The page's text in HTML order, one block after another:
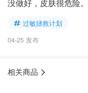
没做好，皮肤很危险。
过敏拯救计划
04-25 发布
相关商品